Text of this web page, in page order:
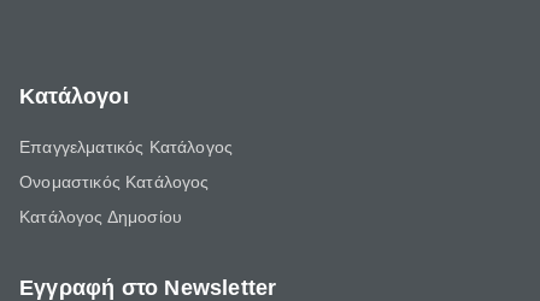
Κατάλογοι
Επαγγελματικός Κατάλογος
Ονομαστικός Κατάλογος
Κατάλογος Δημοσίου
Εγγραφή στο Newsletter